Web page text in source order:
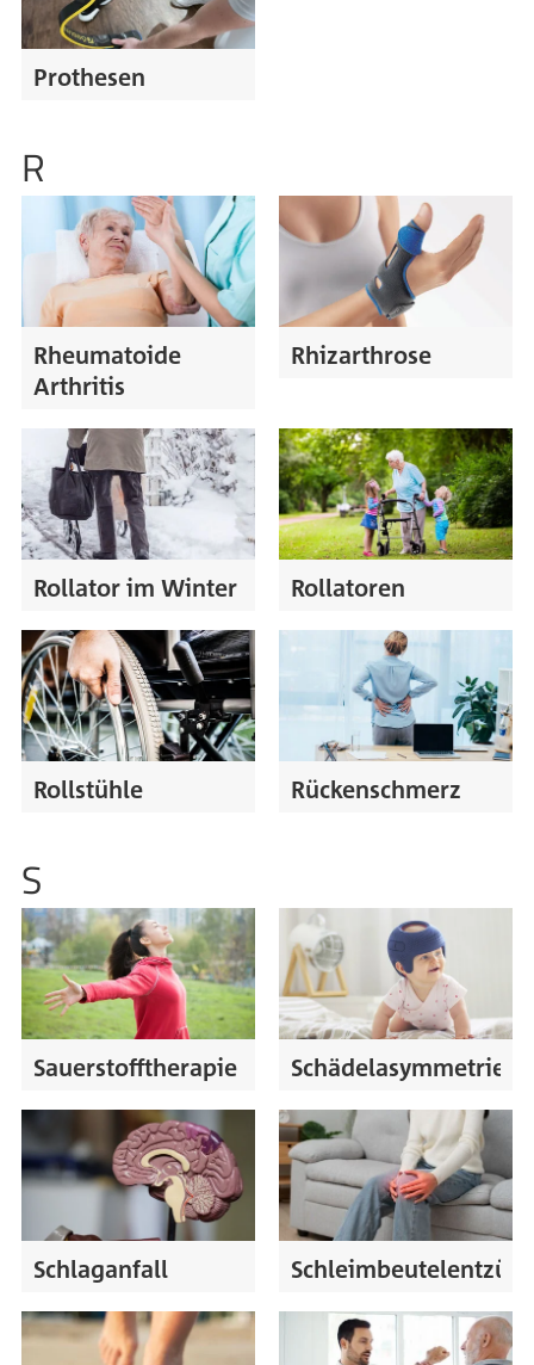
Prothesen
R
Rheumatoide
Arthritis
Rhizarthrose
Rollator im Winter Rollatoren
Rollstühle Rückenschmerz
S
Sauerstofftherapie Schädelasymmetrie
Schlaganfall